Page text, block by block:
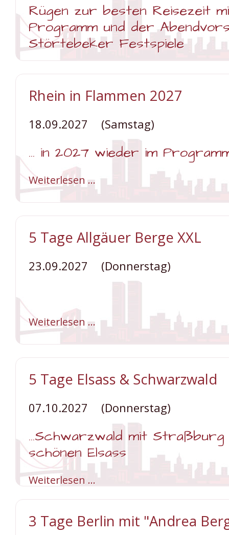
Rügen zur besten Reisezeit
Programm und der
Störtebeker Festspiele
Weiterlesen …
mit
Störtebeker
Rhein in Flammen 2027
18.09.2027 (Samstag)
... in 2027 wieder im
Weiterlesen … Rhein
Flammen
2027
5 Tage Allgäuer Berge XXL
23.09.2027 (Donnerstag)
Weiterlesen … Tage
Allgäuer
Berge
5 Tage Elsass & Schwarzwald
07.10.2027 (Donnerstag)
...Schwarzwald mit Straßburg
schönen Elsass
Weiterlesen … 5
Tage
3 Tage Berlin mit "Andrea